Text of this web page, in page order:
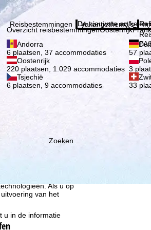
TravelTrex GmbH,
van
individuele
nodig (op elk
in derde landen
Als u op
van het
u in de informatie
Reisbestemmingen
Overzicht reisbestemmingenOostenrijk
Andorra
6 plaatsen, 37 accommodaties
57
Oostenrijk
220 plaatsen, 1.029 accommodaties 3
Tsjechië
6 plaatsen, 9 accommodaties
33
Vakantiethema's
De nieuwste artikelen
Zoeken